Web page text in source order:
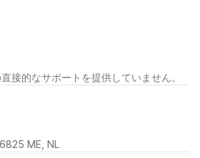
接的なサポートを提供していません。
ME, NL